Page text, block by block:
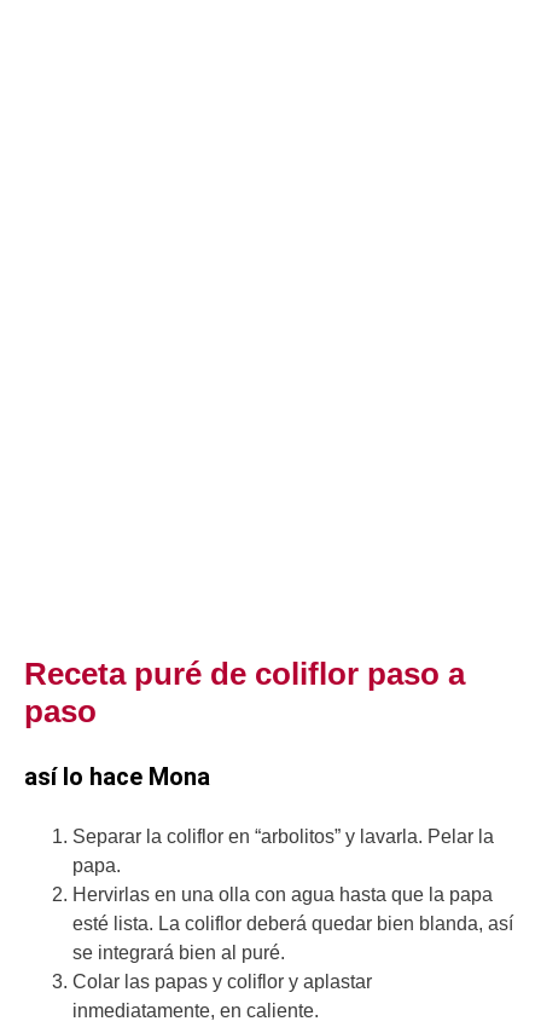
Receta puré de coliflor paso a
paso
así lo hace Mona
Separar la coliflor en “arbolitos” y lavarla. Pelar la
papa.
Hervirlas en una olla con agua hasta que la papa
esté lista. La coliflor deberá quedar bien blanda, así
se integrará bien al puré.
Colar las papas y coliflor y aplastar
inmediatamente, en caliente.